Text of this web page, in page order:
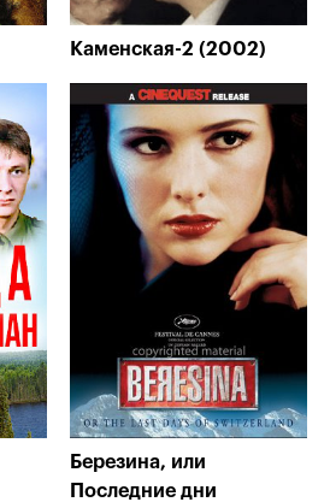
Каменская-2 (2002)
Березина, или
Последние дни